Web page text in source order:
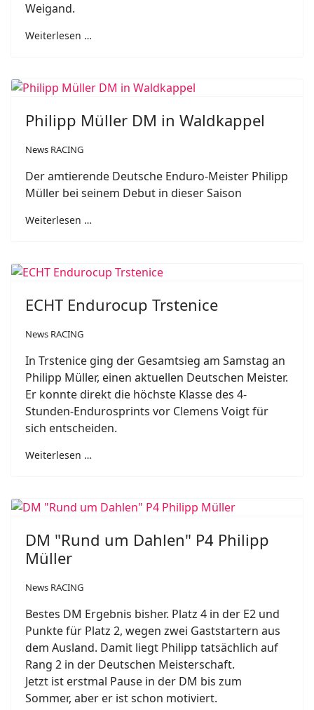
Weigand.
Weiterlesen …
Philipp Müller DM in Waldkappel
News RACING
Der amtierende Deutsche Enduro-Meister Philipp
Müller bei seinem Debut in dieser Saison
Weiterlesen …
ECHT Endurocup Trstenice
News RACING
In Trstenice ging der Gesamtsieg am Samstag an
Philipp Müller, einen aktuellen Deutschen Meister.
Er konnte direkt die höchste Klasse des 4-
Stunden-Endurosprints vor Clemens Voigt für
sich entscheiden.
Weiterlesen …
DM "Rund um Dahlen" P4 Philipp
Müller
News RACING
Bestes DM Ergebnis bisher. Platz 4 in der E2 und
Punkte für Platz 2, wegen zwei Gaststartern aus
dem Ausland. Damit liegt Philipp tatsächlich auf
Rang 2 in der Deutschen Meisterschaft.
Jetzt ist erstmal Pause in der DM bis zum
Sommer, aber er ist schon motiviert.